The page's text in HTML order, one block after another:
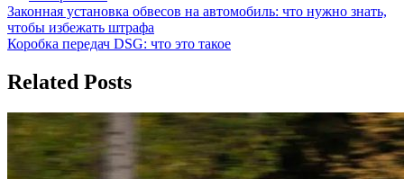
Навигация
по
Previous
Post:
Законная установка обвесов на автомобиль: что нужно знать,
чтобы избежать штрафа
Next
Коробка передач DSG: что это такое
Related Posts